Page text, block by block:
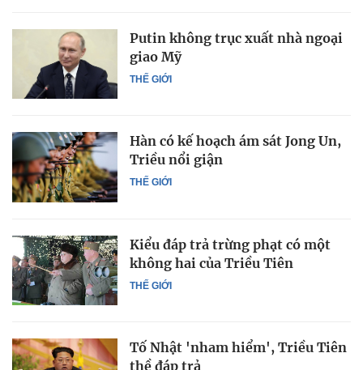
THẾ GIỚI
Putin không trục xuất nhà ngoại
giao Mỹ
THẾ GIỚI
Hàn có kế hoạch ám sát Jong Un,
Triều nổi giận
THẾ GIỚI
Kiểu đáp trả trừng phạt có một
không hai của Triều Tiên
Tố Nhật 'nham hiểm', Triều Tiên
thề đáp trả